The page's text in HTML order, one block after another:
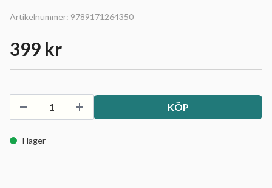
Artikelnummer: 9789171264350
399 kr
KÖP
I lager